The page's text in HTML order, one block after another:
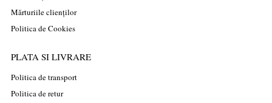
Mărturiile clienților
Politica de Cookies
PLATA SI LIVRARE
Politica de transport
Politica de retur